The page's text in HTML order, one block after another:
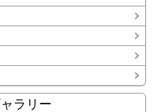
ラリー